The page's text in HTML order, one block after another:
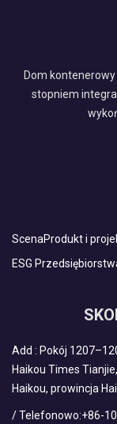
Dom
stopniem
ScenaProdukt i
ESG
Add : Pokój
Haikou Times
Haikou, prowincja
/ Telefonowo:+86-